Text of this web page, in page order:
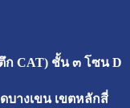
CAT) ชั้น ๓ โซน D
บางเขน เขตหลักสี่